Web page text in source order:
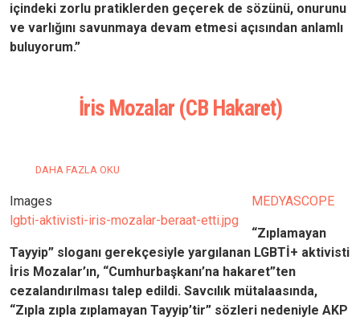
içindeki zorlu pratiklerden geçerek de sözünü, onurunu
ve varlığını savunmaya devam etmesi açısından anlamlı
buluyorum.”
İris Mozalar (CB Hakaret)
İRIS MOZALAR (CB HAKARET) HAKKINDA
DAHA FAZLA OKU
Images
lgbti-aktivisti-iris-mozalar-beraat-etti.jpg
MEDYASCOPE
“Zıplamayan
Tayyip” sloganı gerekçesiyle yargılanan LGBTİ+ aktivisti
İris Mozalar’ın, “Cumhurbaşkanı’na hakaret”ten
cezalandırılması talep edildi. Savcılık mütalaasında,
“Zıpla zıpla zıplamayan Tayyip’tir” sözleri nedeniyle AKP